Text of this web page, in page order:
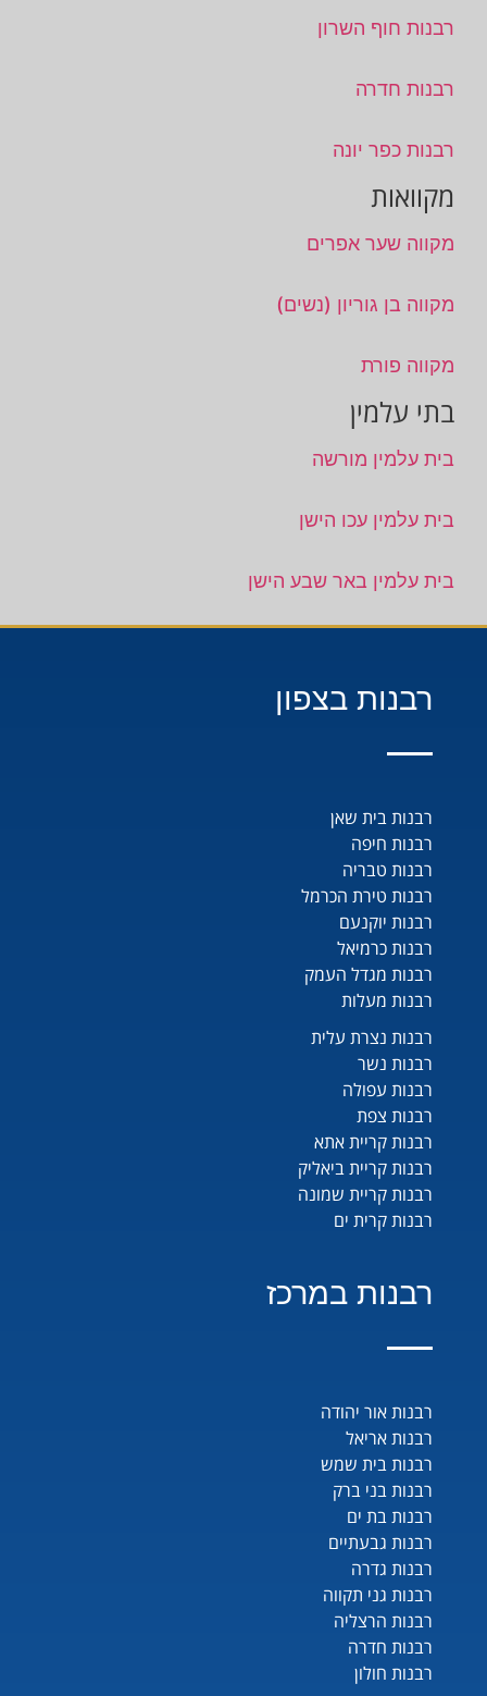
רבנות חוף השרון
רבנות חדרה
רבנות כפר יונה
מקוואות
מקווה שער אפרים
מקווה בן גוריון (נשים)
מקווה פורת
בתי עלמין
בית עלמין מורשה
בית עלמין עכו הישן
בית עלמין באר שבע הישן
רבנות בצפון
רבנות בית שאן
רבנות חיפה
רבנות טבריה
רבנות טירת הכרמל
רבנות יוקנעם
רבנות כרמיאל
רבנות מגדל העמק
רבנות מעלות
רבנות נצרת עלית
רבנות נשר
רבנות עפולה
רבנות צפת
רבנות קריית אתא
רבנות קריית ביאליק
רבנות קריית שמונה
רבנות קרית ים
רבנות במרכז
רבנות אור יהודה
רבנות אריאל
רבנות בית שמש
רבנות בני ברק
רבנות בת ים
רבנות גבעתיים
רבנות גדרה
רבנות גני תקווה
רבנות הרצליה
רבנות חדרה
רבנות חולון